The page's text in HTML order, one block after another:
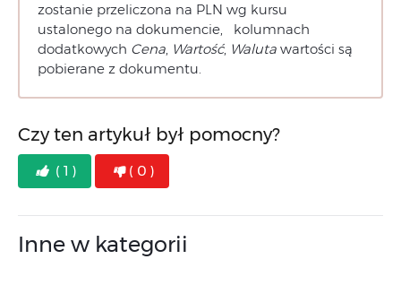
zostanie przeliczona na PLN wg kursu
ustalonego na dokumencie, kolumnach
dodatkowych Cena, Wartość, Waluta wartości są
pobierane z dokumentu.
Czy ten artykuł był pomocny?
( 1 ) ( 0 )
Inne w kategorii